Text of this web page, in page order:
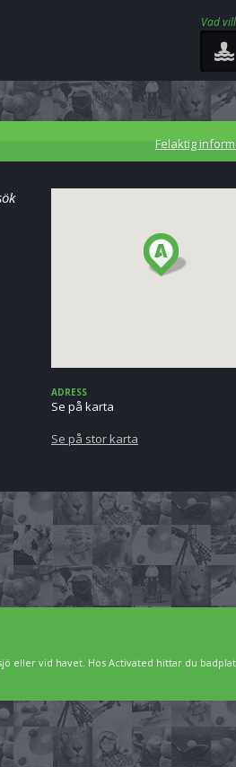
Vad
Felaktig
ADRESS
Se på karta
Se på stor karta
eller vid havet. Hos Activated hittar du